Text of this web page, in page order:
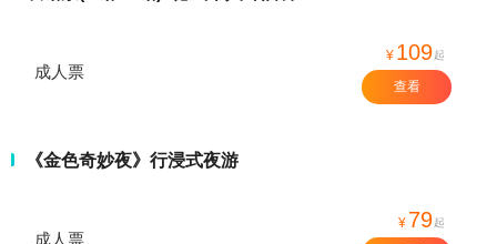
成人票
¥ 109起
查看
《金色奇妙夜》行浸式夜游
成人票
¥ 79起